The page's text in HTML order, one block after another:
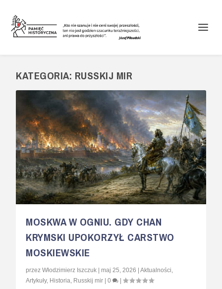
KATEGORIA: RUSSKIJ MIR
MOSKWA W OGNIU. GDY CHAN
KRYMSKI UPOKORZYŁ CARSTWO
MOSKIEWSKIE
przezWłodzimierz Iszczuk |maj 25, 2026 |Aktualności
Artykuły, Historia Russkij mir |0 |